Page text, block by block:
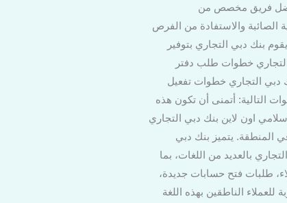
بفضل فريق مخصص من
والاستفادة من الفرص
بنك دبي التجاري بتوفير
التجاري خطوات طلب دفتر
دبي التجاري خطوات تفعيل
التالية: أتمنى أن تكون هذه
اون لاين بنك دبي التجاري
في المنطقة. يتميز بنك دبي
بالعديد من اللغات، بما
طلبات فتح حسابات جديدة،
للعملاء الناطقين بهذه اللغة